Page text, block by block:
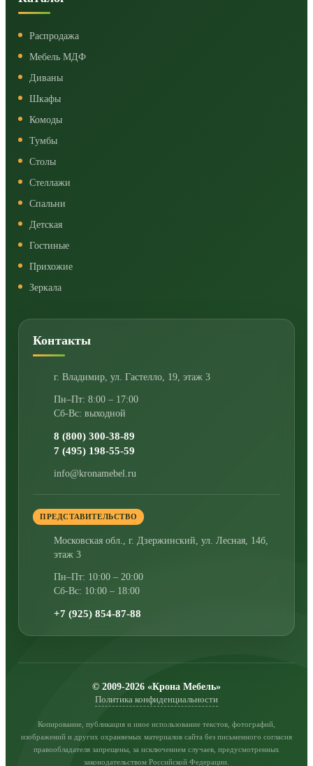
Распродажа
Мебель МДФ
Диваны
Шкафы
Комоды
Тумбы
Столы
Стеллажи
Спальни
Детская
Гостиные
Прихожие
Зеркала
Контакты
г. Владимир, ул. Гастелло, 19, этаж 3
Пн–Пт: 8:00 – 17:00
Сб-Вс: выходной
8 (800) 300-38-89
7 (495) 198-55-59
info@kronamebel.ru
ПРЕДСТАВИТЕЛЬСТВО
Московская обл., г. Дзержинский, ул. Лесная, 14б,
этаж 3
Пн–Пт: 10:00 – 20:00
Сб-Вс: 10:00 – 18:00
+7 (925) 854-87-88
© 2009-2026 «Крона Мебель»
Политика конфиденциальности
Копирование, публикация и иное использование текстов, фотографий,
изображений и других охраняемых материалов сайта без письменного согласия
правообладателя запрещены, за исключением случаев, предусмотренных
законодательством Российской Федерации.